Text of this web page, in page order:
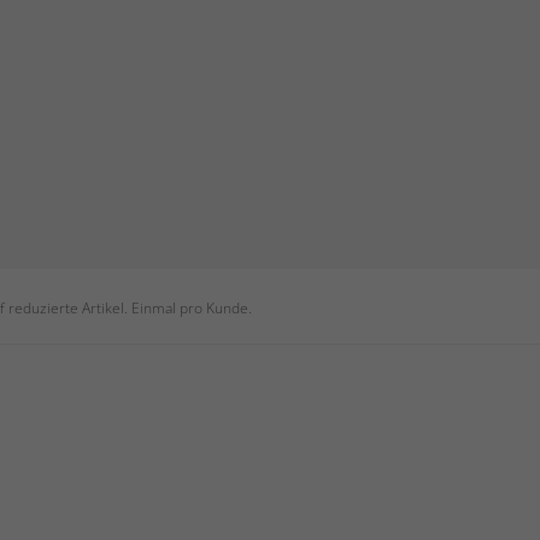
reduzierte Artikel. Einmal pro Kunde.